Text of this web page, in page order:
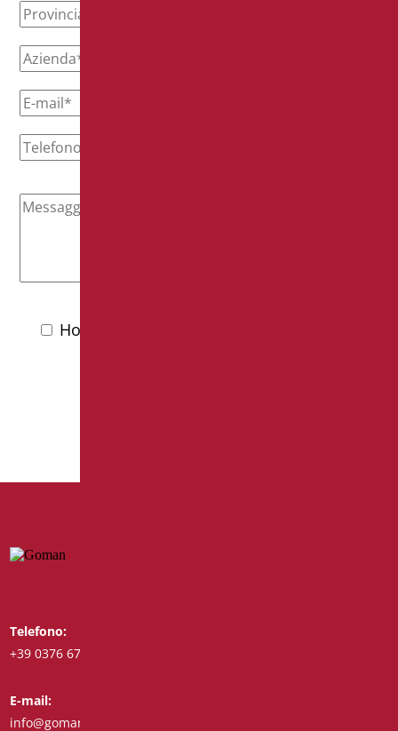
Ho letto l'
Telefono:
+39 0376 671780
E-mail:
info@goman.it